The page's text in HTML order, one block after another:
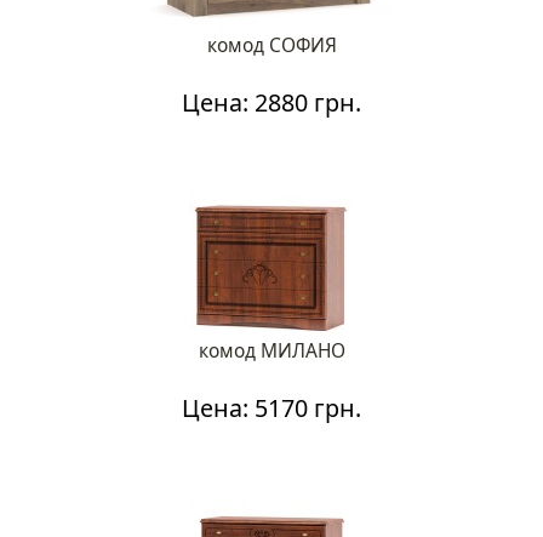
комод СОФИЯ
Цена: 2880 грн.
комод МИЛАНО
Цена: 5170 грн.